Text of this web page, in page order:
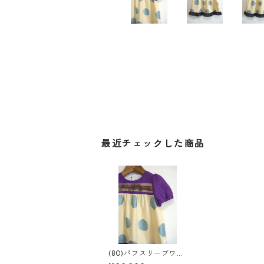
最近チェックした商品
(80)パフスリーブワン
ピ